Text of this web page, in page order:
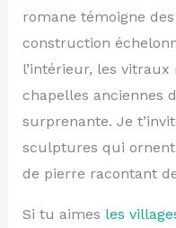
romane témoigne
construction
l’intérieur, les
chapelles anciennes
surprenante. Je
sculptures qui
de pierre racontant
Si tu aimes les